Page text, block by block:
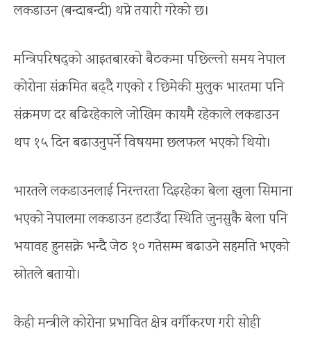
लकडाउन (बन्दाबन्दी) थप्ने तयारी गरेको छ।
मन्त्रिपरिषद्को आइतबारको बैठकमा पछिल्लो समय नेपाल
कोरोना संंक्रमित बढ्दै गएको र छिमेकी मुलुक भारतमा पनि
संक्रमण दर बढिरहेकाले जोखिम कायमै रहेकाले लकडाउन
थप १५ दिन बढाउनुपर्ने विषयमा छलफल भएको थियो।
भारतले लकडाउनलाई निरन्तरता दिइरहेका बेला खुला सिमाना
भएको नेपालमा लकडाउन हटाउँदा स्थिति जुनसुकै बेला पनि
भयावह हुनसक्ने भन्दै जेठ १० गतेसम्म बढाउने सहमति भएको
स्रोतले बतायो।
केही मन्त्रीले कोरोना प्रभावित क्षेत्र वर्गीकरण गरी सोही